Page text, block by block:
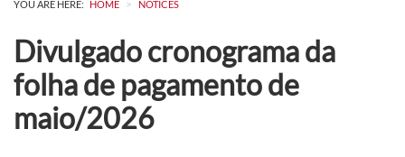
YOU ARE HERE: HOME > NOTICES
Divulgado cronograma da
folha de pagamento de
maio/2026